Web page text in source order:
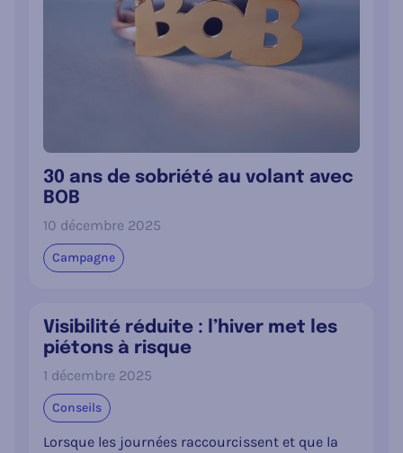
30 ans de sobriété au volant avec
BOB
10 décembre 2025
Campagne
Visibilité réduite : l’hiver met les
piétons à risque
1 décembre 2025
Conseils
Lorsque les journées raccourcissent et que la